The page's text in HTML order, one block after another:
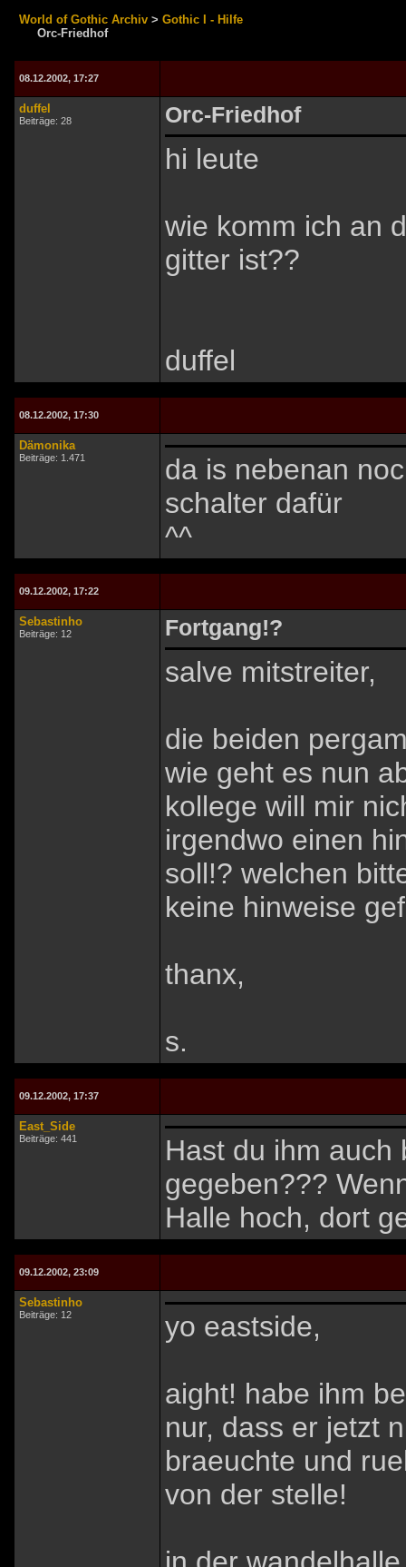
World of Gothic Archiv > Gothic I - Hilfe
Orc-Friedhof
08.12.2002, 17:27
duffel
Beiträge: 28 Orc-Friedhof
hi leute
wie komm ich an
gitter ist??
duffel
08.12.2002, 17:30
Dämonika
Beiträge: 1.471
da is nebenan
schalter dafür
^^
09.12.2002, 17:22
Sebastinho
Beiträge: 12 Fortgang!?
salve mitstreiter,
die beiden
wie geht es nun
kollege will mir
irgendwo einen
soll!? welchen
keine hinweise
thanx,
s.
09.12.2002, 17:37
East_Side
Beiträge: 441
Hast du ihm auch
gegeben???
Halle hoch, dort
09.12.2002, 23:09
Sebastinho
Beiträge: 12 yo eastside,
aight! habe ihm
nur, dass er jetzt
braeuchte und
von der stelle!